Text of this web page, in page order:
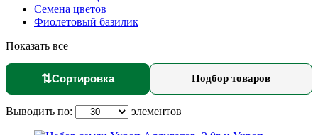
Семена цветов
Фиолетовый базилик
Показать все
⇅Сортировка Подбор товаров
Выводить по: элементов